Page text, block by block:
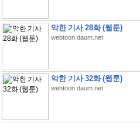
악한 기사 28화 (웹툰)
webtoon.daum.net
악한 기사 32화 (웹툰)
webtoon.daum.net